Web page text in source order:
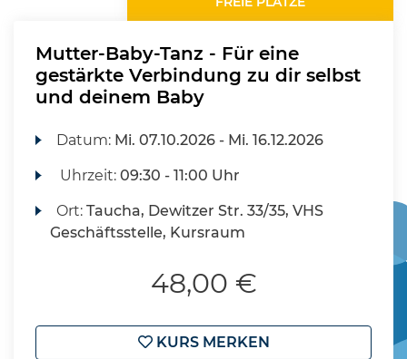
Mutter-Baby-Tanz - Für eine
gestärkte Verbindung zu dir selbst
und deinem Baby
Datum: Mi. 07.10.2026 - Mi. 16.12.2026
Uhrzeit:09:30 - 11:00 Uhr
Ort:Taucha, Dewitzer Str. 33/35, VHS
Geschäftsstelle, Kursraum
48,00 €
KURS MERKEN